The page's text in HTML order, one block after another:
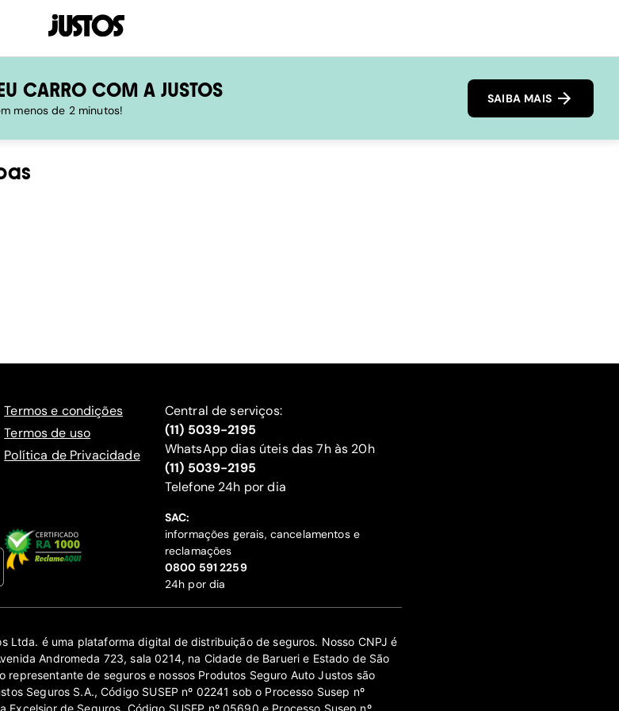
CARRO COM A JUSTOS
menos de 2 minutos!
SAIBA MAIS
Termos e condições
Termos de uso
Política de Privacidade
Central de serviços:
(11) 5039-2195
WhatsApp dias úteis das 7h às 20h
(11) 5039-2195
‍Telefone 24h por dia
SAC:
informações gerais, cancelamentos e
reclamações
‍0800 591 2259
24h por dia
Ltda. é uma plataforma digital de distribuição de seguros. Nosso CNPJ é
Andromeda 723, sala 0214, na Cidade de Barueri e Estado de São
representante de seguros e nossos Produtos Seguro Auto Justos são
Seguros S.A., Código SUSEP nº 02241 sob o Processo Susep nº
de Seguros, Código SUSEP nº 05690 e Processo Susep nº